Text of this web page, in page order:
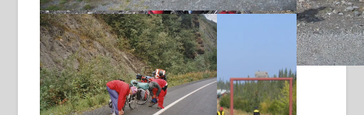
Denali Highway
rustige kampeerplek bij Tangle Lakes